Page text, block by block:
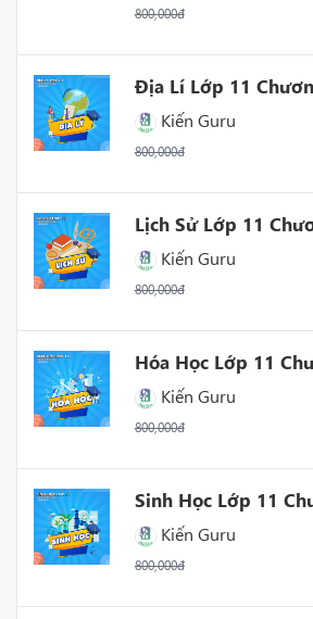
800,000đ
Địa Lí Lớp 11
Kiến Guru
800,000đ
Lịch Sử Lớp 11
Kiến Guru
800,000đ
Hóa Học Lớp 11
Kiến Guru
800,000đ
Sinh Học Lớp 11
Kiến Guru
800,000đ